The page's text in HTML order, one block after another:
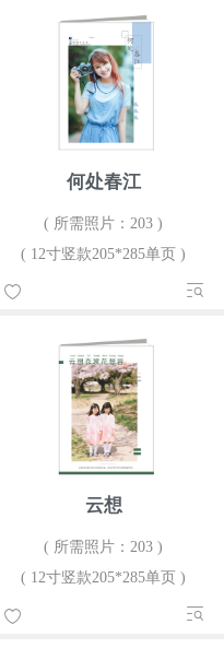
何处春江
( 所需照片：203 )
( 12寸竖款205*285单页 )
云想
( 所需照片：203 )
( 12寸竖款205*285单页 )